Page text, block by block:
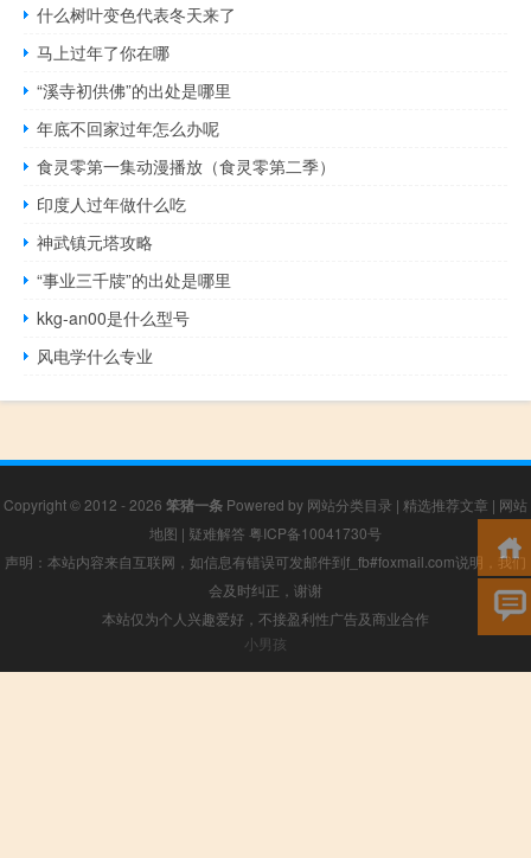
什么树叶变色代表冬天来了
马上过年了你在哪
“溪寺初供佛”的出处是哪里
年底不回家过年怎么办呢
食灵零第一集动漫播放（食灵零第二季）
印度人过年做什么吃
神武镇元塔攻略
“事业三千牍”的出处是哪里
kkg-an00是什么型号
风电学什么专业
Copyright © 2012 - 2026 笨猪一条 Powered by 网站分类目录 | 精选推荐文章 | 网站
地图 | 疑难解答 粤ICP备10041730号
声明：本站内容来自互联网，如信息有错误可发邮件到f_fb#foxmail.com说明，我们
会及时纠正，谢谢
本站仅为个人兴趣爱好，不接盈利性广告及商业合作
小男孩